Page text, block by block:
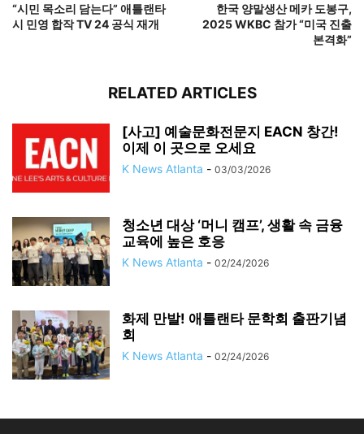
“시민 목소리 담는다” 애틀랜타
시 민영 합작 TV 24 공식 재개
한국 양말생산 메카 도봉구,
2025 WKBC 참가 “미국 진출
본격화”
RELATED ARTICLES
[사고] 예술문화전문지 EACN 창간!
이제 이 곳으로 오세요
K News Atlanta - 03/03/2026
청소년 대상 ‘머니 캠프’, 생활 속 금융
교육에 높은 호응
K News Atlanta - 02/24/2026
화제 만발! 애틀랜타 문학회 출판기념
회
K News Atlanta - 02/24/2026